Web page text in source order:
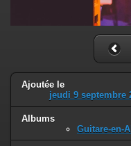
Ajoutée le
jeudi 9 septembre
Albums
Guitare-en-